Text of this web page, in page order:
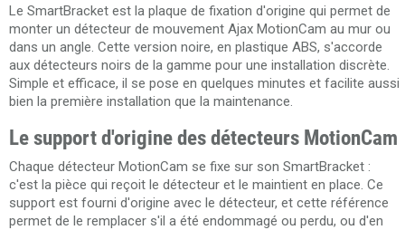
Le SmartBracket est la plaque de fixation d'origine qui permet de
monter un détecteur de mouvement Ajax MotionCam au mur ou
dans un angle. Cette version noire, en plastique ABS, s'accorde
aux détecteurs noirs de la gamme pour une installation discrète.
Simple et efficace, il se pose en quelques minutes et facilite aussi
bien la première installation que la maintenance.
Le support d'origine des détecteurs MotionCam
Chaque détecteur MotionCam se fixe sur son SmartBracket :
c'est la pièce qui reçoit le détecteur et le maintient en place. Ce
support est fourni d'origine avec le détecteur, et cette référence
permet de le remplacer s'il a été endommagé ou perdu, ou d'en